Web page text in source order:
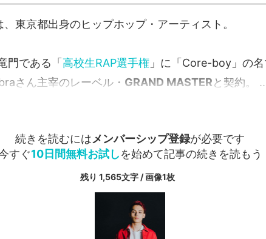
東京都出身のヒップホップ・アーティスト。
門である「 高校生RAP選手権 」に「Core-boy」の
さん主宰のレーベル・ GRAND MASTERと契約。
続きを読むにはメンバーシップ登録が必要です
すぐ10日間無料お試しを始めて記事の続きを読もう
残り 1,565文字 / 画像1枚